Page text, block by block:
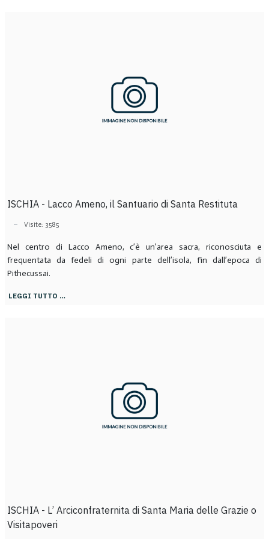
ISCHIA - Lacco Ameno, il Santuario di Santa Restituta
Visite: 3585
Nel centro di Lacco Ameno, c’è un’area sacra, riconosciuta e
frequentata da fedeli di ogni parte dell’isola, fin dall’epoca di
Pithecussai.
LEGGI TUTTO …
ISCHIA - L’ Arciconfraternita di Santa Maria delle Grazie o
Visitapoveri